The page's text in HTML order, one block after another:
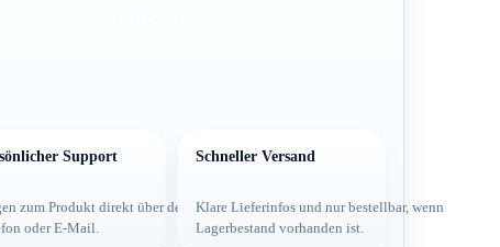
und
Support
zum Produkt direkt über dein Team per
oder E-Mail.
Schneller Versand
Klare Lieferinfos und nur bestellbar, wenn
Lagerbestand vorhanden ist.